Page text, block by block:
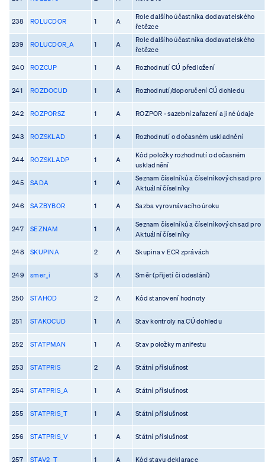
238 ROLUCDOR 1 A
Role dalšího účastníka dodavatelského
řetězce
239 ROLUCDOR_A 1 A
Role dalšího účastníka dodavatelského
řetězce
240 ROZCUP 1 A Rozhodnutí CÚ předložení
241 ROZDOCUD 1 A Rozhodnutí/doporučení CÚ dohledu
242 ROZPORSZ 1 A ROZPOR - sazební zařazení a jiné údaje
243 ROZSKLAD 1 A Rozhodnutí o dočasném uskladnění
244 ROZSKLADP 1 A
Kód položky rozhodnutí o dočasném
uskladnění
245 SADA 1 A
Seznam číselníků a číselníkových sad pro
Aktuální číselníky
246 SAZBYBOR 1 A Sazba vyrovnávacího úroku
247 SEZNAM 1 A
Seznam číselníků a číselníkových sad pro
Aktuální číselníky
248 SKUPINA 2 A Skupina v ECR zprávách
249 smer_i 3 A Směr (přijetí či odeslání)
250 STAHOD 2 A Kód stanovení hodnoty
251 STAKOCUD 1 A Stav kontroly na CÚ dohledu
252 STATPMAN 1 A Stav položky manifestu
253 STATPRIS 2 A Státní příslušnost
254 STATPRIS_A 1 A Státní příslušnost
255 STATPRIS_T 1 A Státní příslušnost
256 STATPRIS_V 1 A Státní příslušnost
257 STAV2_T 1 A Kód stavu deklarace